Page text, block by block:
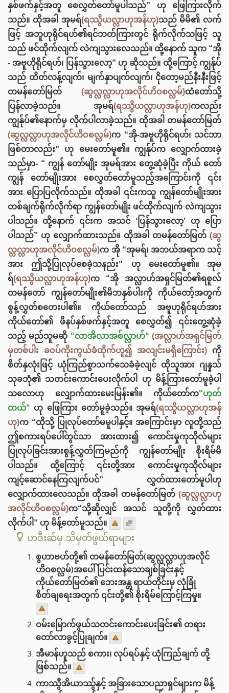
နှစ်ဖက်နှင့်အတူ စေလွှတ်တော်မူပါသည်” ဟု ဖြေကြားလိုက်
သည်။ ထိုအခါ အုမရ်(ရဿွိယလ္လာဟုအန်ဟု)သည် မိမိ၏ လက်
ဖြင့် အဘူဟုရိုင်ရဟ်၏ရင်ဘတ်ကြားတွင် ရိုက်လိုက်သဖြင့် သူ
သည် ဖင်ထိုက်လျက် လဲကျသွားလေသည်။ ထို့နောက် သူက “အို
- အဗူဟိုရိုင်ရဟ်၊ ပြန်သွားလော့” ဟု ဆိုသည်။ ထို့ကြောင့် ကျွန်ုပ်
သည် ထိတ်လန့်လျက်၊ မျက်နှာပျက်လျက်၊ ငိုတော့မည်နီးနီးဖြင့်
တမန်တော်မြတ် (ဆွလ္လလ္လာဟုအလိုင်ဟိဝစလ္လမ်)ထံတော်သို့
ပြန်လာခဲ့သည်။ အုမရ်(ရဿွိယလ္လာဟုအန်ဟု)ကလည်း
ကျွန်ုပ်၏နောက်မှ လိုက်ပါလာခဲ့သည်။ ထိုအခါ တမန်တော်မြတ်
(ဆွလ္လလ္လာဟုအလိုင်ဟိဝစလ္လမ်)က “အို-အဗူဟိုရိုင်ရဟ်၊ သင်ဘာ
ဖြစ်တာလည်း” ဟု မေးတော်မူ၏။ ကျွန်ုပ်က လျှောက်ထားခဲ့
သည်မှာ- “ ကျွန် တော်မျိုး အုမရ်အား တွေ့ဆုံခဲ့ပြီး ကိုယ် တော်
ကျွန် တော်မျိုးအား စေလွှတ်တော်မူသည့်အကြောင်းကို ၎င်း
အား ပြောပြလိုက်သည်။ ထိုအခါ ၎င်းကသူ ကျွန်တော်မျိုးအား
တစ်ချက်ရိုက်လိုက်ရာ ကျွန်တော်မျိုး ဖင်ထိုက်လျက် လဲကျသွား
ပါသည်။ ထို့နောက် ၎င်းက အသင် ‘ပြန်သွားလော့’ ဟု ပြော
ပါသည်” ဟု လျှောက်ထားသည်။ ထိုအခါ တမန်တော်မြတ် (ဆွ
လ္လလ္လာဟုအလိုင်ဟိဝစလ္လမ်)က အို “အုမရ်၊ အဘယ်အရာက သင့်
အား ဤသို့ပြုလုပ်စေခဲ့သနည်း” ဟု မေးတော်မူ၏။ အုမ
ရ်(ရဿွိယလ္လာဟုအန်ဟု)က “အို အလ္လာဟ်အရှင်မြတ်၏ရစူလ်
တမန်တော် ကျွန်တော်မျိုး၏မိဘနှစ်ပါးကို ကိုယ်တော့်အတွက်
စွန့်လွှတ်စတေးပါ၏။ ကိုယ်တော်သည် အဗူဟုရိုင်ရဟ်အား
ကိုယ်တော်၏ ဖိနပ်နှစ်ဖက်နှင့်အတူ စေလွှတ်၍ ၎င်းတွေ့ဆုံခဲ့
သည့် မည်သူမဆို "လာအိလာအစ်လ္လာဟ်" (အလ္လာဟ်အရှင်မြတ်
မှတစ်ပါး ခဝပ်ကိုးကွယ်ခံထိုက်ဟူ၍ အလျင်းမရှိကြောင်း) ကို
စိတ်နှလုံးဖြင့် ယုံကြည်စွာသက်သေခံခဲ့လျင် ထိုသူအား ဂျန္နသ်
သုခဘုံ၏ သတင်းကောင်းပေးလိုက်ပါ ဟု မိန့်ကြားတော်မူခဲ့ပါ
သလောဟု လျှောက်ထားမေးမြန်း၏။ ကိုယ်တော်က"ဟုတ်
တယ်" ဟု ဖြေကြား တော်မူခဲ့သည်။ အုမရ်(ရဿွိယလ္လာဟုအန်
ဟု)က “ထိုသို့ ပြုလုပ်တော်မမူပါနှင့်။ အကြောင်းမှာ လူတို့သည်
ဤစကားရပ်ပေါ်တွင်သာ အားထား၍ ကောင်းမှုကုသိုလ်များ
ပြုလုပ်ခြင်းအားစွန့်လွှတ်ကြမည်ကို ကျွန်‌တော်မျိုး စိုးရိမ်မိ
ပါသည်။ ထို့ကြောင့် ၎င်းတို့အား ကောင်းမှုကုသိုလ်များ
ကျင့်ဆောင်နေကြလျက်ပင်” လွှတ်ထားတော်မူပါဟု
လျှောက်ထားလေသည်။ ထိုအခါ တမန်တော်မြတ် (ဆွလ္လလ္လာဟု
အလိုင်ဟိဝစလ္လမ်)က“သို့ဆိုလျှင် အသင် သူတို့ကို လွှတ်ထား
လိုက်ပါ” ဟု မိန့်တော်မူသည်။
ဟဒီးဆ်မှ သိမှတ်ဖွယ်ရာများ
စွဟာဗဟ်တို့၏ တမန်တော်မြတ်(ဆွလ္လလ္လာဟုအလိုင်
ဟိဝစလ္လမ်)အပေါ် ပြင်းထန်သောချစ်ခြင်းနှင့်
ကိုယ်တော်မြတ်၏ ဘေးအန္တ ရာယ်တိုင်းမှ လုံခြုံ
စိတ်ချရေးအတွက် ၎င်းတို့၏ စိုးရိမ်ကြောင့်ကြမှု။
ဝမ်းမြောက်ဖွယ်သတင်းကောင်းပေးခြင်း၏ တရား
တော်လာခွင့်ပြုချက်။
အီမာန်ဟူသည် စကား၊ လုပ်ရပ်နှင့် ယုံကြည်ချက် တို့
ဖြစ်သည်။
ကာဿွီအိယာဿ်ွနှင့် အခြားသောပညာရှင်များက မိန့်